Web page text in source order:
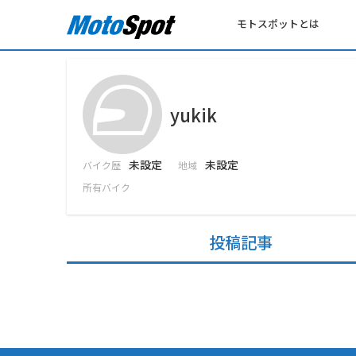
モトスポットとは
yukik
バイク歴 未設定 地域 未設定
所有バイク
投稿記事